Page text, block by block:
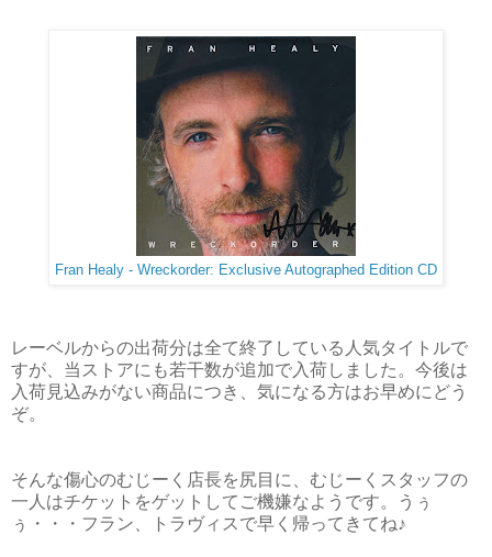
Fran Healy - Wreckorder: Exclusive Autographed Edition CD
レーベルからの出荷分は全て終了している人気タイトルで
すが、当ストアにも若干数が追加で入荷しました。今後は
入荷見込みがない商品につき、気になる方はお早めにどう
ぞ。
そんな傷心のむじーく店長を尻目に、むじーくスタッフの
一人はチケットをゲットしてご機嫌なようです。うぅ
ぅ・・・フラン、トラヴィスで早く帰ってきてね♪